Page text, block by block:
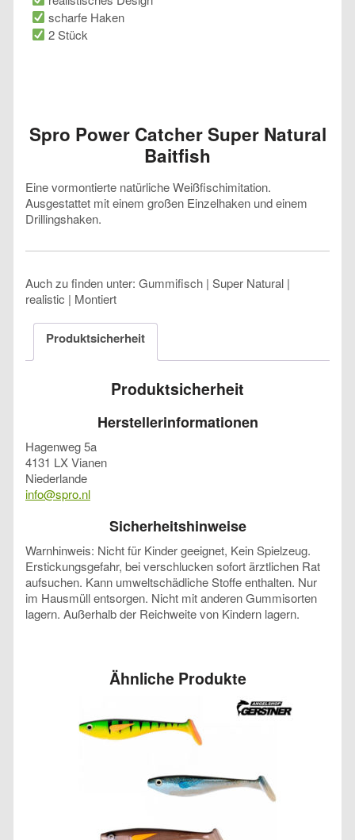
Spro Power Catcher Super Natural
Baitfish
Eine vormontierte natürliche Weißfischimitation.
Ausgestattet mit einem großen Einzelhaken und einem
Drillingshaken.
Auch zu finden unter: Gummifisch | Super Natural |
realistic | Montiert
scharfe Haken
2 Stück
Produktsicherheit
Produktsicherheit
Herstellerinformationen
Hagenweg 5a
4131 LX Vianen
Niederlande
info@spro.nl
Sicherheitshinweise
Warnhinweis: Nicht für Kinder geeignet, Kein Spielzeug.
Erstickungsgefahr, bei verschlucken sofort ärztlichen Rat
aufsuchen. Kann umweltschädliche Stoffe enthalten. Nur
im Hausmüll entsorgen. Nicht mit anderen Gummisorten
lagern. Außerhalb der Reichweite von Kindern lagern.
Ähnliche Produkte